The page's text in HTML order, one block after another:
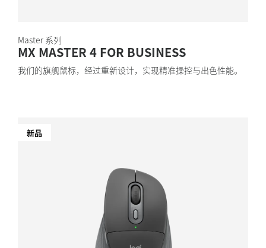
Master 系列
MX MASTER 4 FOR BUSINESS
我们的旗舰鼠标，经过重新设计，实现精准操控与出色性能。
新品